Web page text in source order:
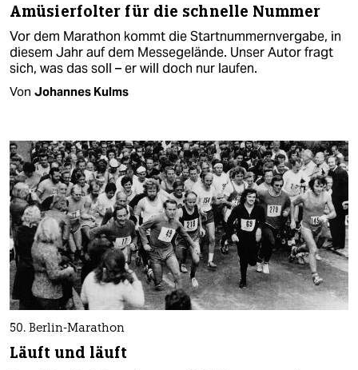
Amüsierfolter für die schnelle Nummer
Vor dem Marathon kommt die Startnummernvergabe, in
diesem Jahr auf dem Messegelände. Unser Autor fragt
sich, was das soll – er will doch nur laufen.
Von Johannes Kulms
50. Berlin-Marathon
Läuft und läuft